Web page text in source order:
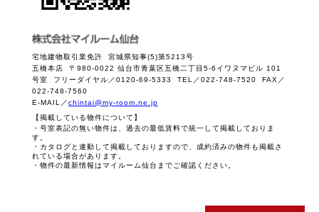
宅地建物取引業免許 宮城県知事(5)第5213号
五橋本店 〒980-0022 仙台市青葉区五橋二丁目5-6イワヌマビル 101
号室 フリーダイヤル／0120-69-5333 TEL／022-748-7520 FAX／
022-748-7560
E-MAIL／chintai@my-room.ne.jp
【掲載している物件について】
・号室表記の無い物件は、過去の最低賃料で統一して掲載しておりま
す。
・カタログと連動して掲載しておりますので、成約済みの物件も掲載さ
れている場合があります。
・物件の最新情報はマイルーム仙台までご確認ください。